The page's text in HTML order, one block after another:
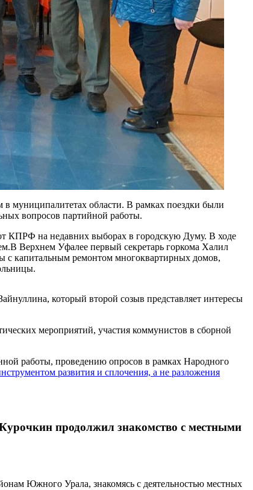
муниципалитетах области. В рамках поездки были
вопросов партийной работы.
КПРФ на недавних выборах в городскую Думу. В ходе
Верхнем Уфалее первый секретарь горкома Халил
с капитальным ремонтом многоквартирных домов,
который второй созыв представляет интересы
мероприятий, участия коммунистов в сборной
работы, проведению опросов в рамках Народного
развития и сплочения, а не разложения
продолжил знакомство с местными
Южного Урала, знакомясь с деятельностью местных